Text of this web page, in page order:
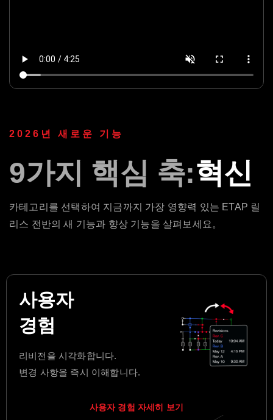
2026년 새로운 기능
9가지 핵심 축:혁신
카테고리를 선택하여 지금까지 가장 영향력 있는 ETAP 릴
리스 전반의 새 기능과 향상 기능을 살펴보세요。
사용자
경험
리비전을 시각화합니다.
변경 사항을 즉시 이해합니다.
사용자 경험 자세히 보기